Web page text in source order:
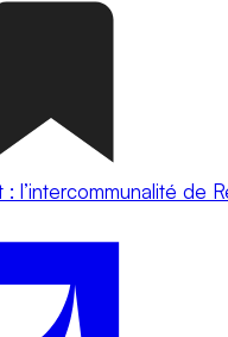
: l’intercommunalité de